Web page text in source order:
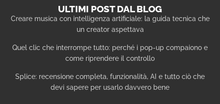
ULTIMI POST DAL BLOG
Creare musica con intelligenza artificiale: la guida tecnica che
un creator aspettava
Quel clic che interrompe tutto: perché i pop-up compaiono e
come riprendere il controllo
Splice: recensione completa, funzionalità, AI e tutto ciò che
devi sapere per usarlo davvero bene